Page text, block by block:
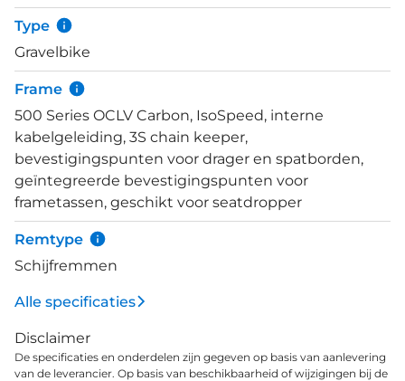
Een slim intern opbergvak in het frame maakt het
meenemen van extra noodmateriaal mogelijk. De
verborgen kabelgeleiding hindert het bevestigen
van tassen niet. En met de geïntegreerde
bevestigingspunten voor een frametas, bagagerek
en spatborden ben je klaar voor lange reizen. Het
frame biedt zelfs plaats aan een seatdropper zodat
je profiteert van meer ruimte op de afdalingen. Het
slimme SRAM Force XPLR AXS D2 1x12-speed
schakelsysteem werkt soepel en is volledig
draadloos. Bontrager Aeolus Pro 3V carbon velgen
zijn tubeless ready en worden voorzien van GR1
Team Issue banden van 40mm. Er is zelfs
bandenruimte tot 45mm, zodat zelfs de moelijkste
Type
Gravelbike
Frame
500 Series OCLV Carbon, IsoSpeed, interne
kabelgeleiding, 3S chain keeper,
bevestigingspunten voor drager en spatborden,
geïntegreerde bevestigingspunten voor
frametassen, geschikt voor seatdropper
Remtype
Schijfremmen
Alle specificaties
Disclaimer
De specificaties en onderdelen zijn gegeven op basis van aanlevering
van de leverancier. Op basis van beschikbaarheid of wijzigingen bij de